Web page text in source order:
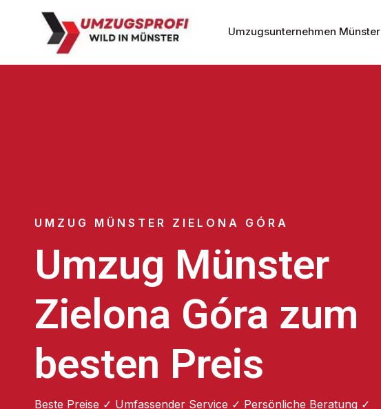
Umzugsunternehmen Münster
UMZUG MÜNSTER ZIELONA GÓRA
Umzug Münster
Zielona Góra zum
besten Preis
Beste Preise ✓ Umfassender Service ✓ Persönliche Beratung ✓